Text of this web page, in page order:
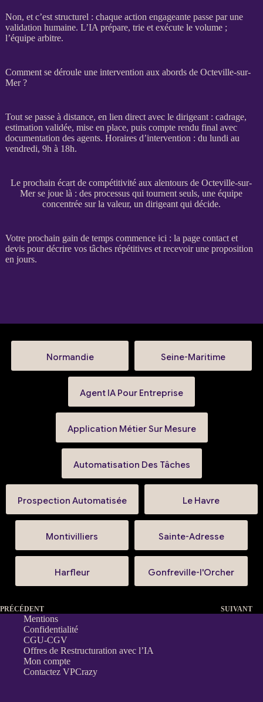
Non, et c’est structurel : chaque action engageante passe par une
validation humaine. L’IA prépare, trie et exécute le volume ;
l’équipe arbitre.
Comment se déroule une intervention aux abords de Octeville-sur-
Mer ?
Tout se passe à distance, en lien direct avec le dirigeant : cadrage,
estimation validée, mise en place, puis compte rendu final avec
documentation des agents. Horaires d’intervention : du lundi au
vendredi, 9h à 18h.
Le prochain écart de compétitivité aux alentours de Octeville-sur-
Mer se joue là : des processus qui tournent seuls, une équipe
concentrée sur la valeur, un dirigeant qui décide.
Votre prochain gain de temps commence ici : la page contact et
devispour décrire vos tâches répétitives et recevoir une proposition
en jours.
Normandie Seine-Maritime
Agent IA Pour Entreprise
Application Métier Sur Mesure
Automatisation Des Tâches
Prospection Automatisée Le Havre
Montivilliers Sainte-Adresse
Harfleur Gonfreville-l'Orcher
PRÉCÉDENT SUIVANT
Mentions
Confidentialité
CGU-CGV
Offres de Restructuration avec l’IA
Mon compte
Contactez VPCrazy